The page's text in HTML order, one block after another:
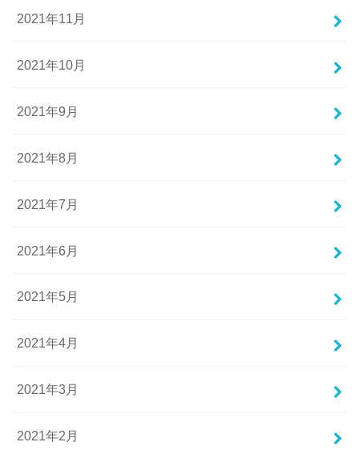
2021年11月
2021年10月
2021年9月
2021年8月
2021年7月
2021年6月
2021年5月
2021年4月
2021年3月
2021年2月